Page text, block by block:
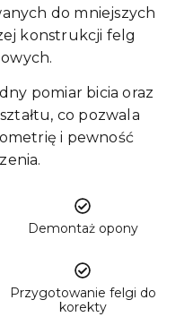
do mniejszych
konstrukcji felg
pomiar bicia oraz
co pozwala
i pewność
Demontaż opony
Przygotowanie felgi do
korekty